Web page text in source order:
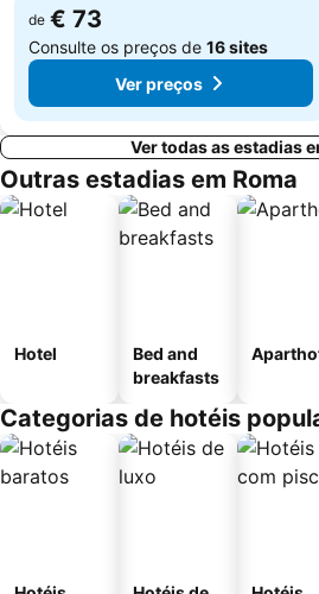
de € 73
Consulte os preços de 16 sites
Ver preços
Ver todas as estadias
Outras estadias em Roma
Hotel
Bed and
breakfasts
Categorias de hotéis